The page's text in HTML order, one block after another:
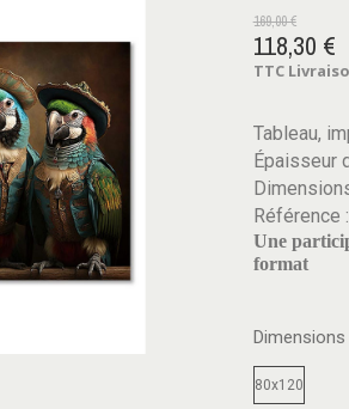
169,00 €
118,30 €
TTC
Tableau,
Épaisseur
Référence
Une
format
Dimensions
80x120